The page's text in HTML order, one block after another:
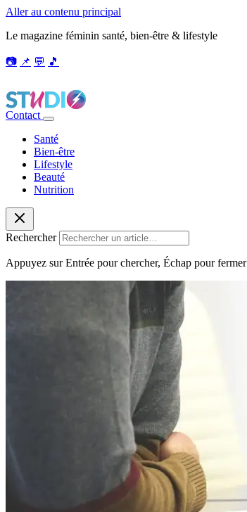
Aller au contenu principal
Le magazine féminin santé, bien-être & lifestyle
📷 📌 💬 🎵
Contact
Santé
Bien-être
Lifestyle
Beauté
Nutrition
Rechercher
Appuyez sur Entrée pour chercher, Échap pour fermer